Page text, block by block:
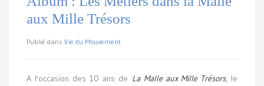
aux Mille Trésors
Publié dans Vie du Mouvement
A l'occasion des 10 ans de La Malle aux Mille Trésors, le